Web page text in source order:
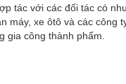
tác với các đối tác có
máy, xe ôtô và các
gia công thành phẩm.